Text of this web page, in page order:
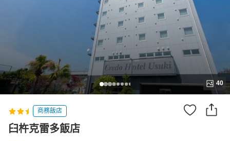
40
商務飯店
臼杵克雷多飯店